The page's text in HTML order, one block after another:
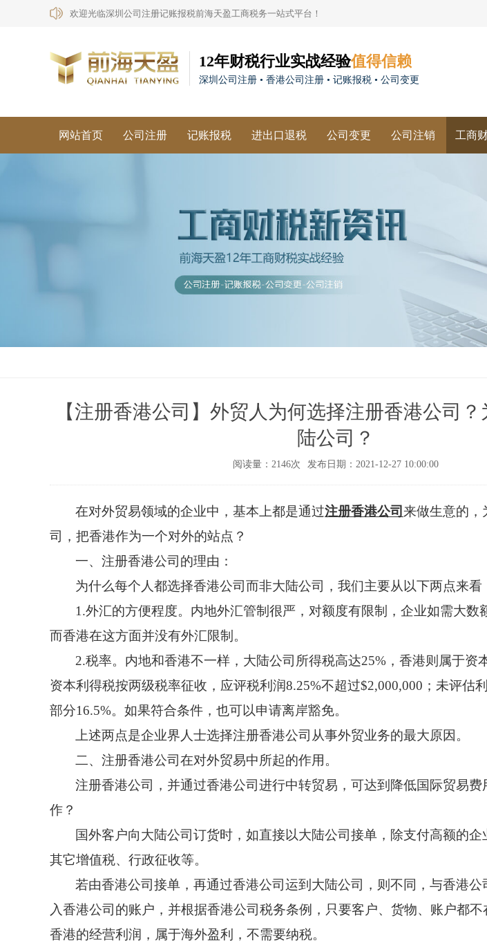
欢迎光临深圳公司注册记账报税前海天盈工商税务一站式平台！
12年财税行业实战经验值得信赖
深圳公司注册 • 香港公司注册 • 记账报税 • 公司变更
网站首页 公司注册 记账报税 进出口退税 公司变更 公司注销 工商
【注册香港公司】外贸人为何选择注册香港公司
陆公司？
阅读量：2146次 发布日期：2021-12-27 10:00:00
在对外贸易领域的企业中，基本上都是通过注册香港公司来做生意的，
司，把香港作为一个对外的站点？
一、注册香港公司的理由：
为什么每个人都选择香港公司而非大陆公司，我们主要从以下两点来看
1.外汇的方便程度。内地外汇管制很严，对额度有限制，企业如需大数
而香港在这方面并没有外汇限制。
2.税率。内地和香港不一样，大陆公司所得税高达25%，香港则属于资
资本利得税按两级税率征收，应评税利润8.25%不超过$2,000,000；未评估
部分16.5%。如果符合条件，也可以申请离岸豁免。
上述两点是企业界人士选择注册香港公司从事外贸业务的最大原因。
二、注册香港公司在对外贸易中所起的作用。
注册香港公司，并通过香港公司进行中转贸易，可达到降低国际贸易
作？
国外客户向大陆公司订货时，如直接以大陆公司接单，除支付高额的
其它增值税、行政征收等。
若由香港公司接单，再通过香港公司运到大陆公司，则不同，与香港
入香港公司的账户，并根据香港公司税务条例，只要客户、货物、账户都
香港的经营利润，属于海外盈利，不需要纳税。